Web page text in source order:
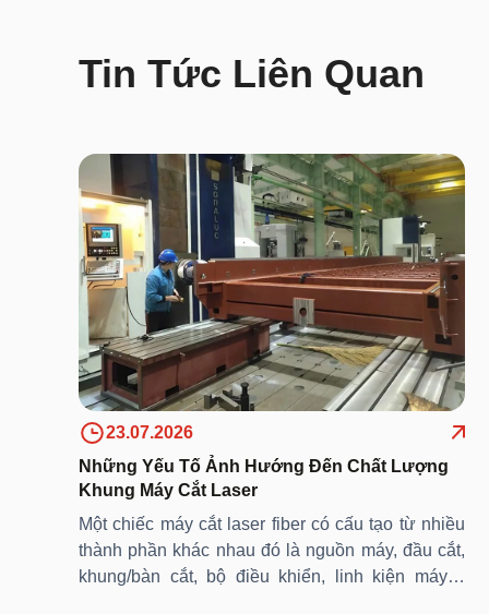
PHƯƠNG PHÁP CẮT LASER THÔNG
THƯỜNG
27.07.2026
COBOT HÀN: Giải pháp tự động hóa linh
hoạt cho nhà máy sản xuất kết cấu thép
28.07.2026
Tin Tức Liên Quan
23.07.2026
Những Yếu Tố Ảnh Hướng Đến Chất Lượng
Khung Máy Cắt Laser
Một chiếc máy cắt laser fiber có cấu tạo từ nhiều
thành phần khác nhau đó là nguồn máy, đầu cắt,
khung/bàn cắt, bộ điều khiển, linh kiện máy… Trong